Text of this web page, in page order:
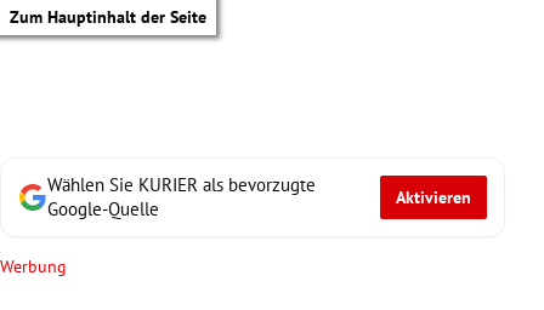
Zum Hauptinhalt der Seite
Wählen Sie KURIER als bevorzugte
Google-Quelle
Aktivieren
Werbung